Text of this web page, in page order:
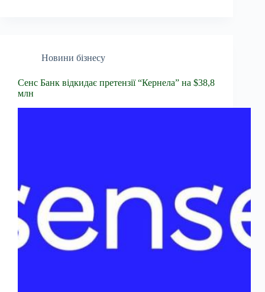
Новини бізнесу
Сенс Банк відкидає претензії “Кернела” на $38,8
млн